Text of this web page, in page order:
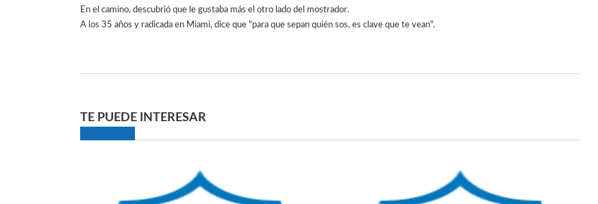
En el camino, descubrió que le gustaba más el otro lado del mostrador.
A los 35 años y radicada en Miami, dice que "para que sepan quién sos, es clave que te vean".
TE PUEDE INTERESAR